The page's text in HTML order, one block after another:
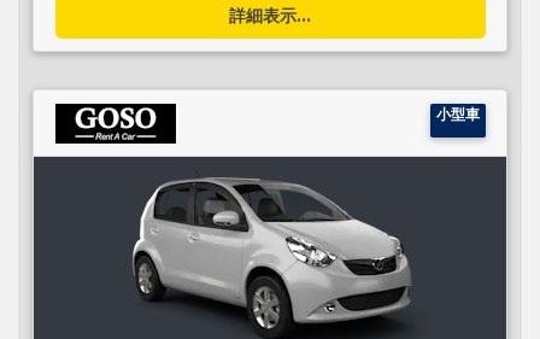
詳細表示...
小型車